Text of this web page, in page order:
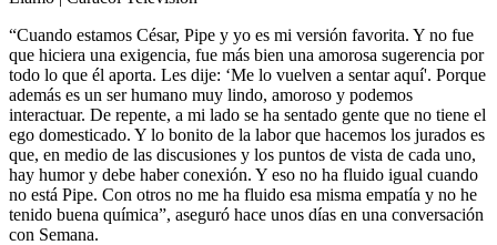
“Cuando estamos César, Pipe y yo es mi versión favorita. Y no fue
que hiciera una exigencia, fue más bien una amorosa sugerencia por
todo lo que él aporta. Les dije: ‘Me lo vuelven a sentar aquí'. Porque
además es un ser humano muy lindo, amoroso y podemos
interactuar. De repente, a mi lado se ha sentado gente que no tiene el
ego domesticado. Y lo bonito de la labor que hacemos los jurados es
que, en medio de las discusiones y los puntos de vista de cada uno,
hay humor y debe haber conexión. Y eso no ha fluido igual cuando
no está Pipe. Con otros no me ha fluido esa misma empatía y no he
tenido buena química”, aseguró hace unos días en una conversación
con Semana.